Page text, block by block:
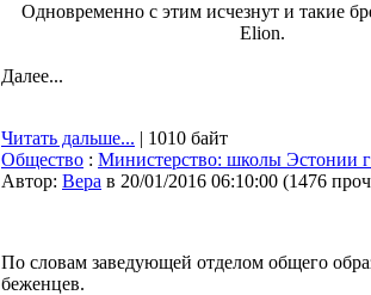
Одновременно с этим исчезнут и такие
Elion.
Далее...
Читать дальше... | 1010 байт
Общество : Министерство: школы Эстонии
Автор: Bepa в 20/01/2016 06:10:00 (1476
По словам заведующей отделом общего
беженцев.